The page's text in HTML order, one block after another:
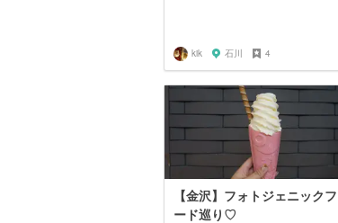
kik 石川 4
【金沢】フォトジェニックフ
ード巡り♡